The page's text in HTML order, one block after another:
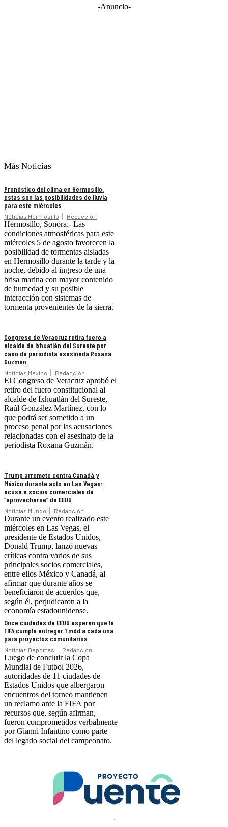
-Anuncio-
Más Noticias
Pronóstico del clima en Hermosillo:
estas son las posibilidades de lluvia
para este miércoles
Noticias Hermosillo Redacción
Hermosillo, Sonora.- Las
condiciones atmosféricas para este
miércoles 5 de agosto favorecen la
posibilidad de tormentas aisladas
en Hermosillo durante la tarde y la
noche, debido al ingreso de una
brisa marina con mayor contenido
de humedad y su posible
interacción con sistemas de
tormenta provenientes de la sierra.
Congreso de Veracruz retira fuero a
alcalde de Ixhuatlán del Sureste por
caso de periodista asesinada Roxana
Guzmán
Noticias México Redacción
El Congreso de Veracruz aprobó el
retiro del fuero constitucional al
alcalde de Ixhuatlán del Sureste,
Raúl González Martínez, con lo
que podrá ser sometido a un
proceso penal por las acusaciones
relacionadas con el asesinato de la
periodista Roxana Guzmán.
Trump arremete contra Canadá y
México durante acto en Las Vegas:
acusa a socios comerciales de
“aprovecharse” de EEUU
Noticias Mundo Redacción
Durante un evento realizado este
miércoles en Las Vegas, el
presidente de Estados Unidos,
Donald Trump, lanzó nuevas
críticas contra varios de sus
principales socios comerciales,
entre ellos México y Canadá, al
afirmar que durante años se
beneficiaron de acuerdos que,
según él, perjudicaron a la
economía estadounidense.
Once ciudades de EEUU esperan que la
FIFA cumpla entregar 1 mdd a cada una
para proyectos comunitarios
Noticias Deportes Redacción
Luego de concluir la Copa
Mundial de Futbol 2026,
autoridades de 11 ciudades de
Estados Unidos que albergaron
encuentros del torneo mantienen
un reclamo ante la FIFA por
recursos que, según afirman,
fueron comprometidos verbalmente
por Gianni Infantino como parte
del legado social del campeonato.
.